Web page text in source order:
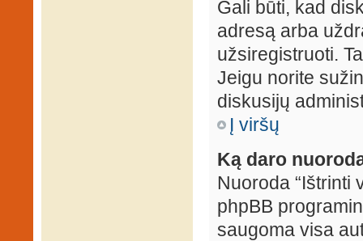
Gali būti, kad
adresą arba
užsiregistruoti.
Jeigu norite
diskusijų
Į viršų
Ką daro
Nuoroda “Ištrinti
phpBB
saugoma visa